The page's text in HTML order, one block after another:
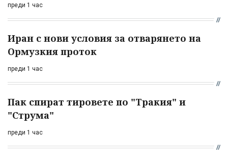
преди 1 час
Иран с нови условия за отварянето на
Ормузкия проток
преди 1 час
Пак спират тировете по "Тракия" и
"Струма"
преди 1 час